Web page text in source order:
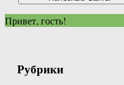
Привет, гость!
Рубрики